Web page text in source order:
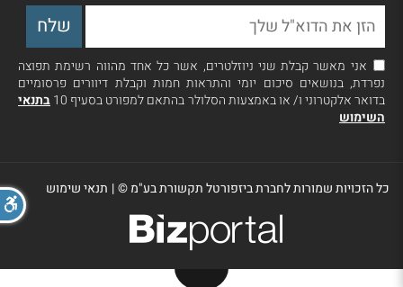
אני מאשר קבלת שני ניוזלטרים, אשר כל אחד מהווה רשימת תפוצה
נפרדת, בנושאים סיכום יומי והתראות חמות וקבלת דיוורים פרסומיים
בדואר אלקטרוני ו/ או באמצעות הסלולר בהתאם למפורט בסעיף 10
בתנאי
השימוש
כל הזכויות שמורות לחברת ביזפורטל תקשורת בע"מ ©| תנאי שימוש